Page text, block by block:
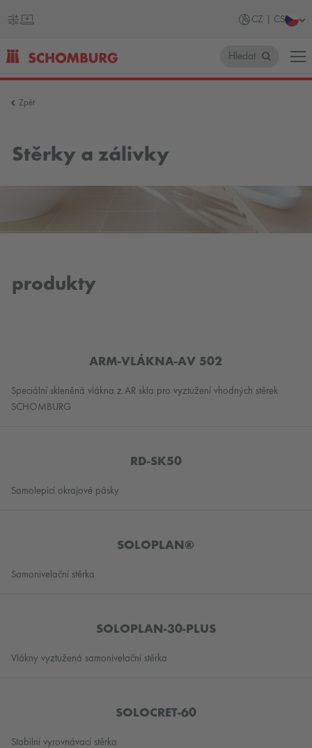
CZ | CS
Česko
Hledat
Zpět
Stěrky a zálivky
produkty
ARM-VLÁKNA-AV 502
Speciální skleněná vlákna z AR skla pro vyztužení vhodných stěrek
SCHOMBURG
RD-SK50
Samolepicí okrajové pásky
SOLOPLAN®
Samonivelační stěrka
SOLOPLAN-30-PLUS
Vlákny vyztužená samonivelační stěrka
SOLOCRET-60
Stabilní vyrovnávací stěrka